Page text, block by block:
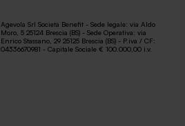
Agevola Srl Società Benefit - Sede legale: via Aldo
Moro, 5 25124 Brescia (BS) - Sede Operativa: via
Enrico Stassano, 29 25125 Brescia (BS) - P.iva / CF:
04336670981 - Capitale Sociale € 100.000,00 i.v.